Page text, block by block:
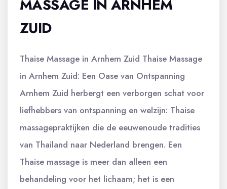
MASSAGE IN ARNHEM
ZUID
Thaise Massage in Arnhem Zuid Thaise Massage
in Arnhem Zuid: Een Oase van Ontspanning
Arnhem Zuid herbergt een verborgen schat voor
liefhebbers van ontspanning en welzijn: Thaise
massagepraktijken die de eeuwenoude tradities
van Thailand naar Nederland brengen. Een
Thaise massage is meer dan alleen een
behandeling voor het lichaam; het is een